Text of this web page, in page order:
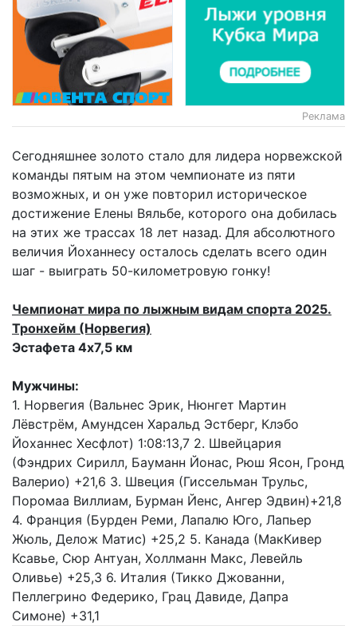
Реклама
Сегодняшнее золото стало для лидера норвежской
команды пятым на этом чемпионате из пяти
возможных, и он уже повторил историческое
достижение Елены Вяльбе, которого она добилась
на этих же трассах 18 лет назад. Для абсолютного
величия Йоханнесу осталось сделать всего один
шаг - выиграть 50-километровую гонку!
Чемпионат мира по лыжным видам спорта 2025.
Тронхейм (Норвегия)
Эстафета 4х7,5 км
Мужчины:
1. Норвегия (Вальнес Эрик, Нюнгет Мартин
Лёвстрём, Амундсен Харальд Эстберг, Клэбо
Йоханнес Хесфлот) 1:08:13,7 2. Швейцария
(Фэндрих Сирилл, Бауманн Йонас, Рюш Ясон, Гронд
Валерио) +21,6 3. Швеция (Гиссельман Трульс,
Поромаа Виллиам, Бурман Йенс, Ангер Эдвин)+21,8
4. Франция (Бурден Реми, Лапалю Юго, Лапьер
Жюль, Делож Матис) +25,2 5. Канада (МакКивер
Ксавье, Сюр Антуан, Холлманн Макс, Левейль
Оливье) +25,3 6. Италия (Тикко Джованни,
Пеллегрино Федерико, Грац Давиде, Дапра
Симоне) +31,1